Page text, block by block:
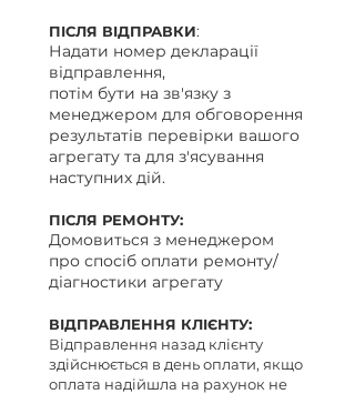
ПІСЛЯ ВІДПРАВКИ:
Надати номер декларації
відправлення,
потім бути на зв'язку з
менеджером для обговорення
результатів перевірки вашого
агрегату та для з'ясування
наступних дій.
ПІСЛЯ РЕМОНТУ:
Домовиться з менеджером
про спосіб оплати ремонту/
діагностики агрегату
ВІДПРАВЛЕННЯ КЛІЄНТУ:
Відправлення назад клієнту
здійснюється в день оплати, якщо
оплата надійшла на рахунок не